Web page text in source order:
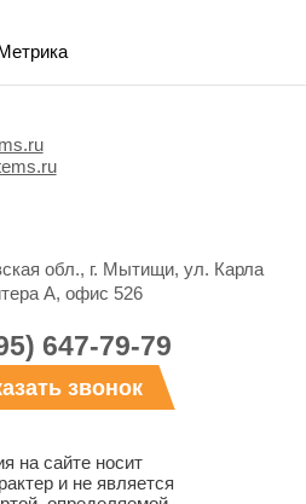
обл., г. Мытищи, ул. Карла
А, офис 526
647-79-79
звонок
на сайте носит
и не является